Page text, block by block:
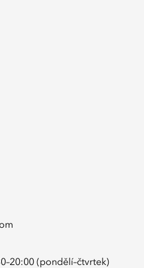
(pondělí–čtvrtek)